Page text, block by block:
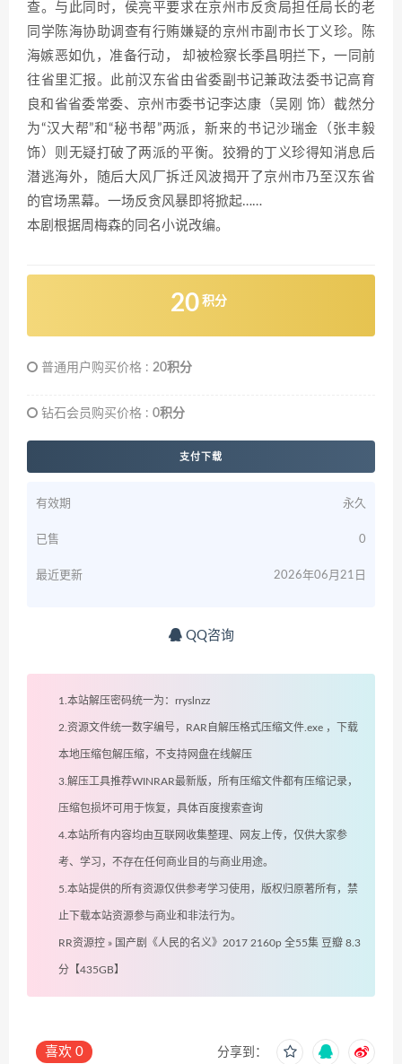
查。与此同时，侯亮平要求在京州市反贪局担任局长的老
同学陈海协助调查有行贿嫌疑的京州市副市长丁义珍。陈
海嫉恶如仇，准备行动， 却被检察长季昌明拦下，一同前
往省里汇报。此前汉东省由省委副书记兼政法委书记高育
良和省省委常委、京州市委书记李达康（吴刚 饰）截然分
为“汉大帮”和“秘书帮”两派，新来的书记沙瑞金（张丰毅
饰）则无疑打破了两派的平衡。狡猾的丁义珍得知消息后
潜逃海外，随后大风厂拆迁风波揭开了京州市乃至汉东省
的官场黑幕。一场反贪风暴即将掀起……
本剧根据周梅森的同名小说改编。
20 积分
普通用户购买价格 : 20积分
钻石会员购买价格 : 0积分
支付下载
有效期 永久
已售 0
最近更新 2026年06月21日
QQ咨询
1.本站解压密码统一为：rryslnzz
2.资源文件统一数字编号，RAR自解压格式压缩文件.exe ，下载
本地压缩包解压缩，不支持网盘在线解压
3.解压工具推荐WINRAR最新版，所有压缩文件都有压缩记录，
压缩包损坏可用于恢复，具体百度搜索查询
4.本站所有内容均由互联网收集整理、网友上传，仅供大家参
考、学习，不存在任何商业目的与商业用途。
5.本站提供的所有资源仅供参考学习使用，版权归原著所有，禁
止下载本站资源参与商业和非法行为。
RR资源控 » 国产剧《人民的名义》2017 2160p 全55集 豆瓣 8.3
分【435GB】
喜欢 0 分享到：